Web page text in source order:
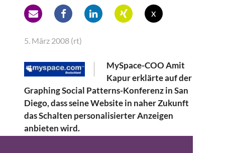
x
5. März 2008 (rt)
MySpace-COO Amit
Kapur erklärte auf der
Graphing Social Patterns-Konferenz in San
Diego, dass seine Website in naher Zukunft
das Schalten personalisierter Anzeigen
anbieten wird.